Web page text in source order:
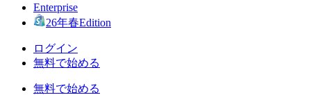
Enterprise
26年春Edition
ログイン
無料で始める
無料で始める